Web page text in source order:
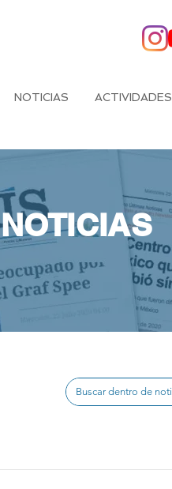
NOTICIAS ACTIVIDADES
NOTICIAS